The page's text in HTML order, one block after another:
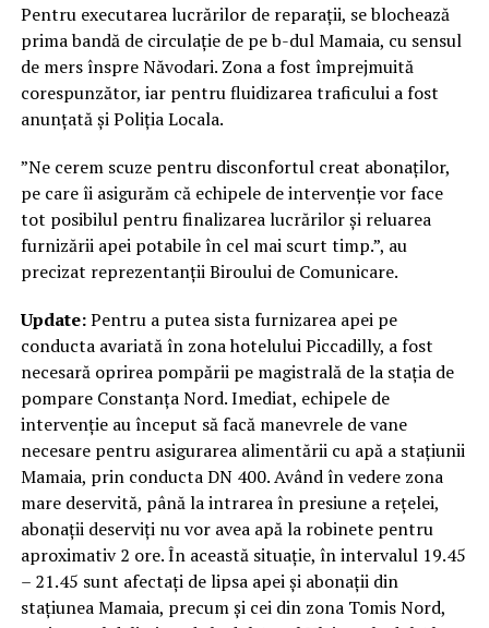
Pentru executarea lucrărilor de reparații, se blochează
prima bandă de circulație de pe b-dul Mamaia, cu sensul
de mers înspre Năvodari. Zona a fost împrejmuită
corespunzător, iar pentru fluidizarea traficului a fost
anunțată și Poliția Locala.
”Ne cerem scuze pentru disconfortul creat abonaților,
pe care îi asigurăm că echipele de intervenție vor face
tot posibilul pentru finalizarea lucrărilor și reluarea
furnizării apei potabile în cel mai scurt timp.”, au
precizat reprezentanții Biroului de Comunicare.
Update:Pentru a putea sista furnizarea apei pe
conducta avariată în zona hotelului Piccadilly, a fost
necesară oprirea pompării pe magistrală de la stația de
pompare Constanța Nord. Imediat, echipele de
intervenție au început să facă manevrele de vane
necesare pentru asigurarea alimentării cu apă a stațiunii
Mamaia, prin conducta DN 400. Având în vedere zona
mare deservită, până la intrarea în presiune a rețelei,
abonații deserviți nu vor avea apă la robinete pentru
aproximativ 2 ore. În această situație, în intervalul 19.45
– 21.45 sunt afectați de lipsa apei și abonații din
stațiunea Mamaia, precum și cei din zona Tomis Nord,